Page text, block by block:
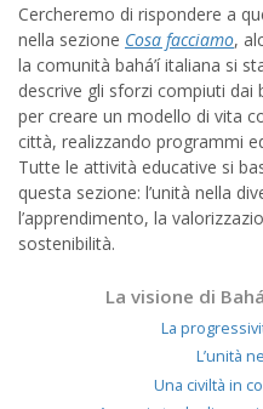
Cercheremo di rispondere a
nella sezione Cosa facciamo,
la comunità bahá’í italiana si
descrive gli sforzi compiuti dai
per creare un modello di vita
città, realizzando programmi
Tutte le attività educative si
questa sezione: l’unità nella
l’apprendimento, la
sostenibilità.
La visione di
La
L’unità
Una civiltà in